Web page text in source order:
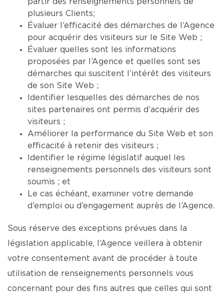
plusieurs Clients;
Évaluer l’efficacité des démarches de l’Agence
pour acquérir des visiteurs sur le Site Web ;
Évaluer quelles sont les informations
proposées par l’Agence et quelles sont ses
démarches qui suscitent l’intérêt des visiteurs
de son Site Web ;
Identifier lesquelles des démarches de nos
sites partenaires ont permis d’acquérir des
visiteurs ;
Améliorer la performance du Site Web et son
efficacité à retenir des visiteurs ;
Identifier le régime législatif auquel les
renseignements personnels des visiteurs sont
soumis ; et
Le cas échéant, examiner votre demande
d’emploi ou d’engagement auprès de l’Agence.
Sous réserve des exceptions prévues dans la
législation applicable, l’Agence veillera à obtenir
votre consentement avant de procéder à toute
utilisation de renseignements personnels vous
concernant pour des fins autres que celles qui sont